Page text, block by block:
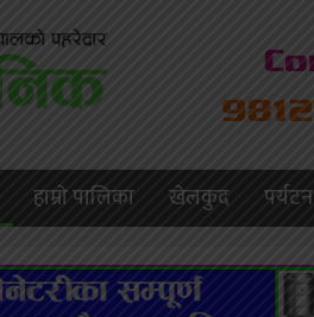
हाम्राे पालिका खेलकुद पर्यटन